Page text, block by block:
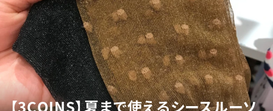
【3COINS】夏まで使えるシースルーソ